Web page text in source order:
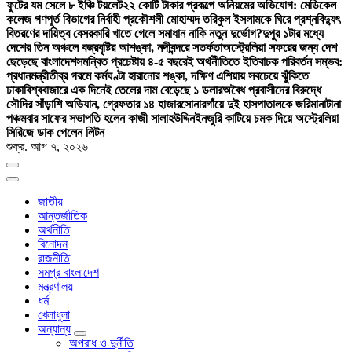
ফুটের যম সেলে ৮ ইঞ্চি টয়লেট২২ কোটি টাকার প্রকল্পে অনিয়মের অভিযোগ: মেডিকেল
কলেজ গণপূর্ত বিভাগের নির্বাহী প্রকৌশলী মোহাম্মদ তরিকুল ইসলামকে ঘিরে প্রশ্নবিদ্যুৎ
বিতরণের দায়িত্ব বেসরকারি খাতে গেলে সমাধান নাকি নতুন দুর্ভোগ?দুপুর ১টার মধ্যে
দেশের তিন অঞ্চলে বজ্রবৃষ্টির আশঙ্কা, নদীবন্দরে সতর্কতাঅস্ট্রেলিয়া সফরের জন্য দেশ
ছেড়েছে বাংলাদেশসমন্বিত প্রচেষ্টায় ৪-৫ বছরেই অর্থনীতিতে ইতিবাচক পরিবর্তন সম্ভব:
প্রধানমন্ত্রীতীব্র গরমে কর্মঘণ্টা হারানোর শঙ্কা, দক্ষিণ এশিয়ায় সবচেয়ে ঝুঁকিতে
ঢাকাবিশ্ববাজারে এক দিনেই তেলের দাম বেড়েছে ১ ডলারঅবৈধ প্রবাসীদের বিরুদ্ধে
সৌদির সাঁড়াশি অভিযান, গ্রেফতার ১৪ হাজারসোনারগাঁয়ে দুই হাসপাতালকে জরিমানাটানা
পঞ্চমবার সাফের সভাপতি হলেন কাজী সালাহউদ্দিনইনজুরি কাটিয়ে চমক দিয়ে অস্ট্রেলিয়া
সিরিজে ডাক পেলেন লিটন
শুক্র. আগ ৭, ২০২৬
জাতীয়
আন্তর্জাতিক
অর্থনীতি
বিনোদন
রাজনীতি
সমগ্র বাংলাদেশ
মন্ত্রণালয়
ধর্ম
খেলাধুলা
অন্যান্য
অপরাধ ও দুর্নীতি